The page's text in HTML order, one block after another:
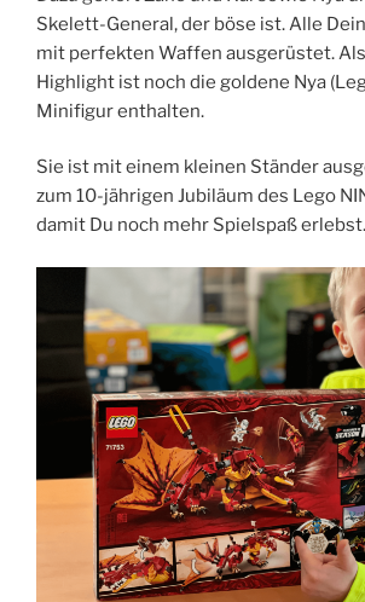
Skelett-General, der böse ist. Alle
mit perfekten Waffen ausgerüstet.
Highlight ist noch die goldene Nya
Minifigur enthalten.
Sie ist mit einem kleinen Ständer
zum 10-jährigen Jubiläum des Lego
damit Du noch mehr Spielspaß erlebst.